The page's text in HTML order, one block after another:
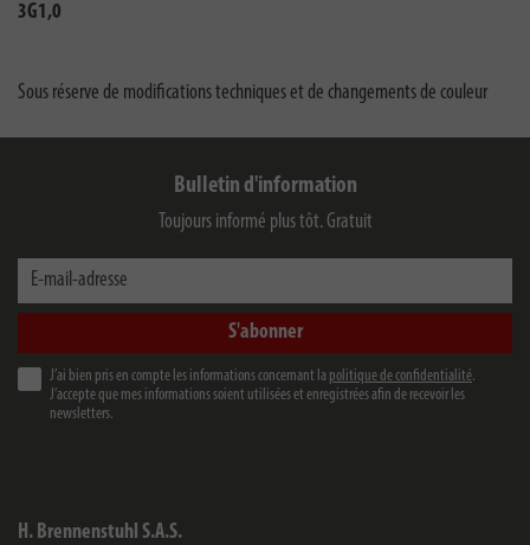
3G1,0
Sous réserve de modifications techniques et de changements de couleur
Bulletin d'information
Toujours informé plus tôt. Gratuit
E-mail-adresse
S'abonner
J’ai bien pris en compte les informations concernant la politique de confidentialité.
J’accepte que mes informations soient utilisées et enregistrées afin de recevoir les
newsletters.
H. Brennenstuhl S.A.S.